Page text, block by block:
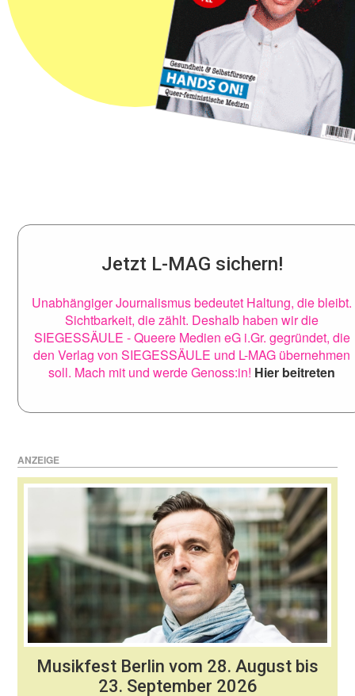
Jetzt L-MAG sichern!
Unabhängiger Journalismus bedeutet Haltung, die bleibt.
Sichtbarkeit, die zählt. Deshalb haben wir die
SIEGESSÄULE - Queere Medien eG i.Gr. gegründet, die
den Verlag von SIEGESSÄULE und L-MAG übernehmen
soll. Mach mit und werde Genoss:in! Hier beitreten
ANZEIGE
Musikfest Berlin vom 28. August bis
23. September 2026